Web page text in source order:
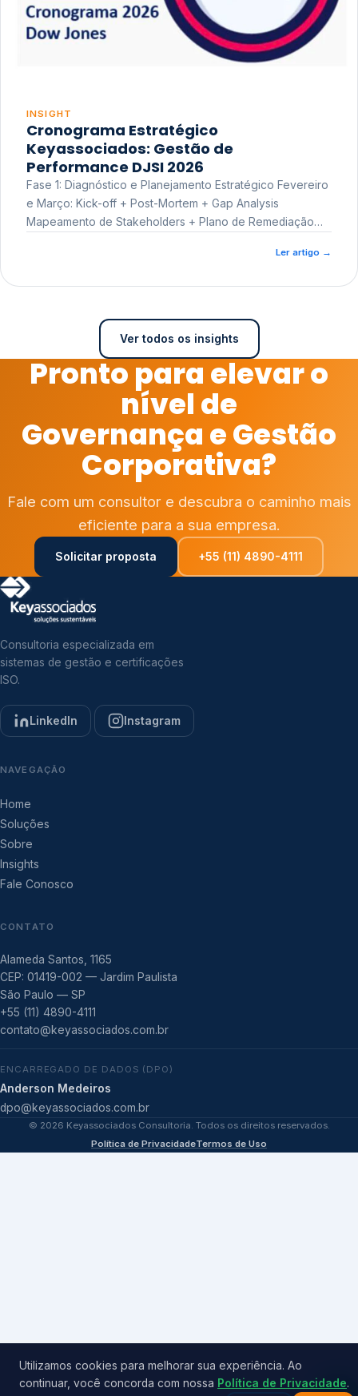
INSIGHT
Cronograma Estratégico
Keyassociados: Gestão de
Performance DJSI 2026
Fase 1: Diagnóstico e Planejamento Estratégico Fevereiro
e Março: Kick-off + Post-Mortem + Gap Analysis
Mapeamento de Stakeholders + Plano de Remediação
Ler artigo →
Ver todos os insights
Pronto para elevar o
nível de
Governança e Gestão
Corporativa?
Fale com um consultor e descubra o caminho mais
eficiente para a sua empresa.
Solicitar proposta +55 (11) 4890-4111
Consultoria especializada em
sistemas de gestão e certificações
ISO.
LinkedIn Instagram
NAVEGAÇÃO
Home
Soluções
Sobre
Insights
Fale Conosco
CONTATO
Alameda Santos, 1165
CEP: 01419-002 — Jardim Paulista
São Paulo — SP
+55 (11) 4890-4111
contato@keyassociados.com.br
ENCARREGADO DE DADOS (DPO)
Anderson Medeiros
dpo@keyassociados.com.br
© 2026 Keyassociados Consultoria. Todos os direitos reservados.
Política de PrivacidadeTermos de Uso
Utilizamos cookies para melhorar sua experiência. Ao
continuar, você concorda com nossa Política de Privacidade.